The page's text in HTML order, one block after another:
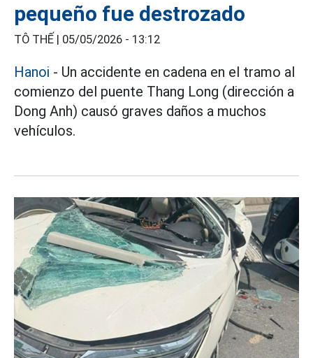
pequeño fue destrozado
TÔ THẾ | 05/05/2026 - 13:12
Hanoi - Un accidente en cadena en el tramo al
comienzo del puente Thang Long (dirección a
Dong Anh) causó graves daños a muchos
vehículos.